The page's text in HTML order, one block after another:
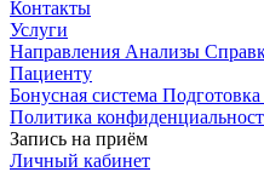
Контакты
Услуги
Направления Анализы
Пациенту
Бонусная система
Политика
Запись на приём
Личный кабинет